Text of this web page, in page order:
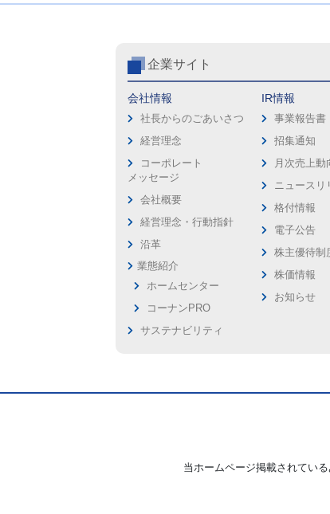
企業サイト
会社情報
社長からのごあいさつ
経営理念
コーポレート
メッセージ
会社概要
経営理念・行動指針
沿革
業態紹介
ホームセンター
コーナンPRO
サステナビリティ
IR情報
事業報告書
招集通知
月次売上動
ニュースリ
格付情報
電子公告
株主優待制
株価情報
お知らせ
当ホームページ掲載されてい